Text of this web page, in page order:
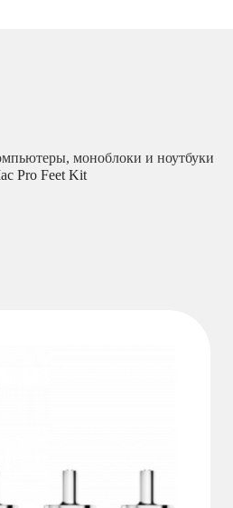
моноблоки и ноутбуки
Pro Feet Kit